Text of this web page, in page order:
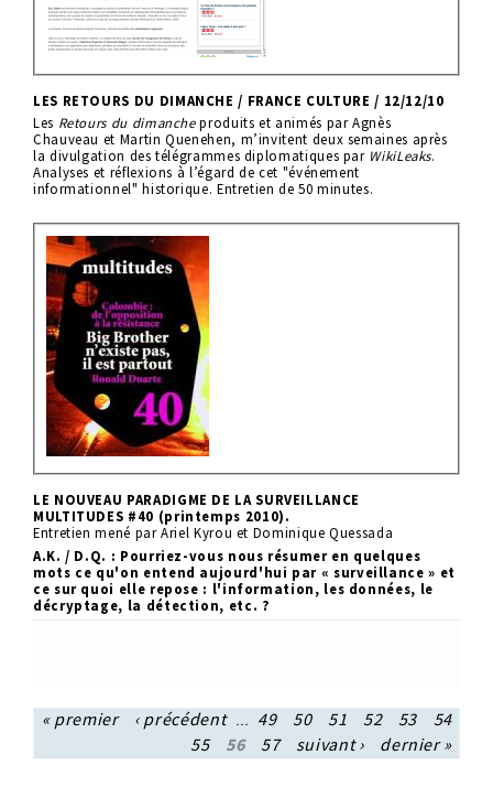
LES RETOURS DU DIMANCHE / FRANCE CULTURE / 12/12/10
Les Retours du dimancheproduits et animés par Agnès
Chauveau et Martin Quenehen, m’invitent deux semaines après
la divulgation des télégrammes diplomatiques par WikiLeaks.
Analyses et réflexions à l’égard de cet "événement
informationnel" historique. Entretien de 50 minutes.
LE NOUVEAU PARADIGME DE LA SURVEILLANCE
MULTITUDES #40 (printemps 2010).
Entretien mené par Ariel Kyrou et Dominique Quessada
A.K. / D.Q. : Pourriez-vous nous résumer en quelques
mots ce qu'on entend aujourd'hui par « surveillance » et
ce sur quoi elle repose : l'information, les données, le
décryptage, la détection, etc. ?
« premier ‹ précédent … 49 50 51 52 53
54
55
56 57 suivant › dernier »